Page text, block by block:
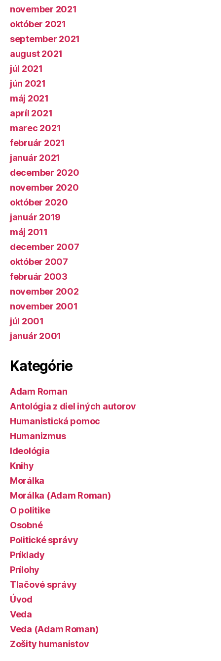
november 2021
október 2021
september 2021
august 2021
júl 2021
jún 2021
máj 2021
apríl 2021
marec 2021
február 2021
január 2021
december 2020
november 2020
október 2020
január 2019
máj 2011
december 2007
október 2007
február 2003
november 2002
november 2001
júl 2001
január 2001
Kategórie
Adam Roman
Antológia z diel iných autorov
Humanistická pomoc
Humanizmus
Ideológia
Knihy
Morálka
Morálka (Adam Roman)
O politike
Osobné
Politické správy
Príklady
Prílohy
Tlačové správy
Úvod
Veda
Veda (Adam Roman)
Zošity humanistov